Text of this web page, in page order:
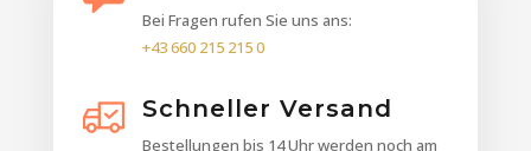
Bei Fragen rufen Sie uns ans:
+43 660 215 215 0
Schneller Versand
Bestellungen bis 14 Uhr werden noch am